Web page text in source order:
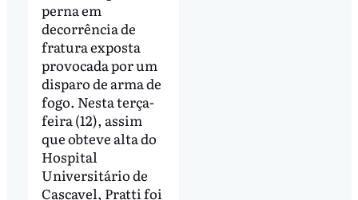
perna em
decorrência de
fratura exposta
provocada por um
disparo de arma de
fogo. Nesta terça-
feira (12), assim
que obteve alta do
Hospital
Universitário de
Cascavel, Pratti foi